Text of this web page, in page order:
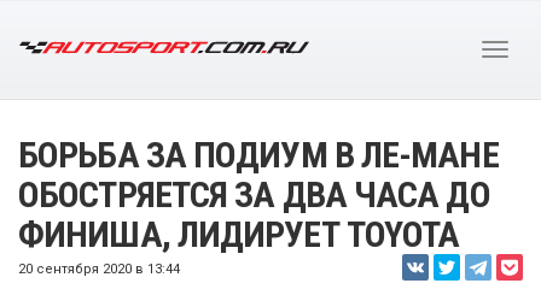
БОРЬБА ЗА ПОДИУМ В ЛЕ-МАНЕ
ОБОСТРЯЕТСЯ ЗА ДВА ЧАСА ДО
ФИНИША, ЛИДИРУЕТ TOYOTA
20 сентября 2020 в 13:44